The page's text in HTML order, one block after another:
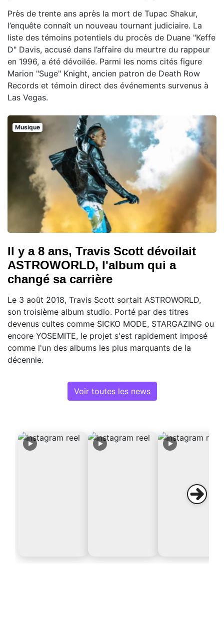
Près de trente ans après la mort de Tupac Shakur,
l’enquête connaît un nouveau tournant judiciaire. La
liste des témoins potentiels du procès de Duane "Keffe
D" Davis, accusé dans l’affaire du meurtre du rappeur
en 1996, a été dévoilée. Parmi les noms cités figure
Marion "Suge" Knight, ancien patron de Death Row
Records et témoin direct des événements survenus à
Las Vegas.
Musique
Il y a 8 ans, Travis Scott dévoilait
ASTROWORLD, l'album qui a
changé sa carrière
Le 3 août 2018, Travis Scott sortait ASTROWORLD,
son troisième album studio. Porté par des titres
devenus cultes comme SICKO MODE, STARGAZING ou
encore YOSEMITE, le projet s'est rapidement imposé
comme l'un des albums les plus marquants de la
décennie.
Voir toutes les news